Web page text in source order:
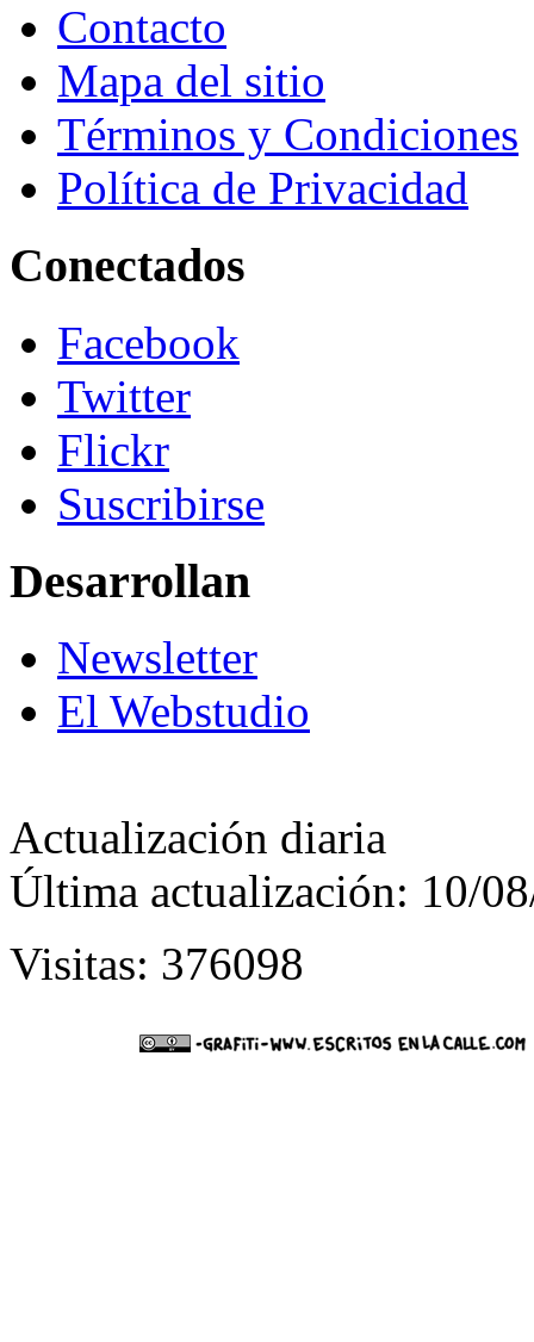
Contacto
Mapa del sitio
Términos y Condiciones
Política de Privacidad
Conectados
Facebook
Twitter
Flickr
Suscribirse
Desarrollan
Newsletter
El Webstudio
Actualización diaria
Última actualización: 10/
Visitas: 376098